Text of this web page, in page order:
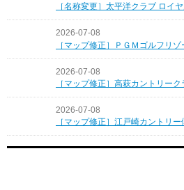
［名称変更］太平洋クラブ ロイ
2026-07-08
［マップ修正］ＰＧＭゴルフリゾ
2026-07-08
［マップ修正］高萩カントリーク
2026-07-08
［マップ修正］江戸崎カントリー